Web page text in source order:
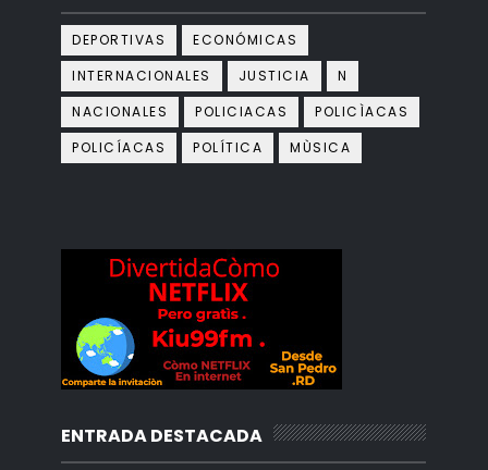
DEPORTIVAS
ECONÓMICAS
INTERNACIONALES
JUSTICIA
N
NACIONALES
POLICIACAS
POLICÌACAS
POLICÍACAS
POLÍTICA MÙSICA
ENTRADA DESTACADA